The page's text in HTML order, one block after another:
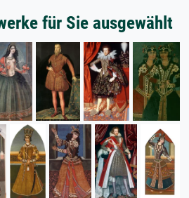
für Sie ausgewählt